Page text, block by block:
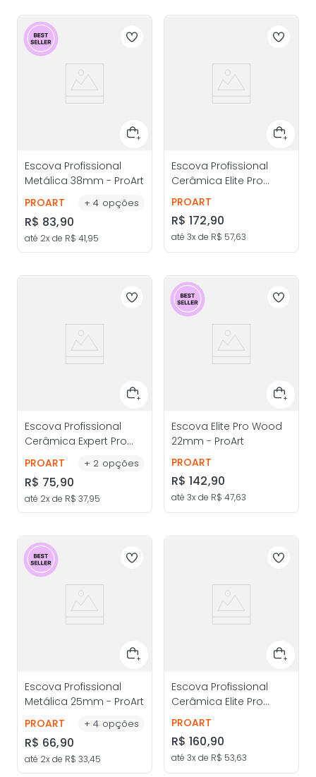
Escova Profissional
Metálica 38mm - ProArt
PROART
+4 opções
R$ 83,90
até 2x de R$ 41,95
Escova Profissional
Cerâmica Elite Pro
43mm - ProArt
PROART
R$ 172,90
até 3x de R$ 57,63
Escova Profissional
Cerâmica Expert Pro
28mm - ProArt
PROART + 2 opções
R$ 75,90
até 2x de R$ 37,95
Escova Elite Pro Wood
22mm - ProArt
PROART
R$ 142,90
até 3x de R$ 47,63
Escova Profissional
Metálica 25mm - ProArt
PROART
+4 opções
R$ 66,90
até 2x de R$ 33,45
Escova Profissional
Cerâmica Elite Pro
34mm - ProArt
PROART
R$ 160,90
até 3x de R$ 53,63